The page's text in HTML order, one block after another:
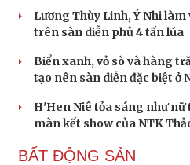
Lương Thùy Linh, Ý Nhi
trên sàn diễn phủ 4 tấn lúa
Biển xanh, vỏ sò và hàng
tạo nên sàn diễn đặc biệt ở
H'Hen Niê tỏa sáng như
màn kết show của NTK
BẤT ĐỘNG SẢN